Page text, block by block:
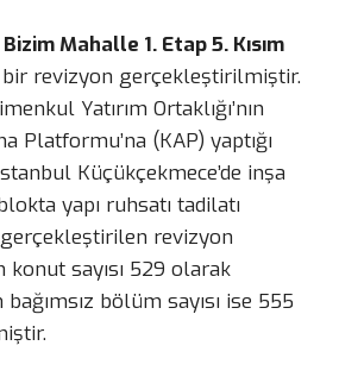
Mahalle 1. Etap 5. Kısım
revizyon gerçekleştirilmiştir.
Yatırım Ortaklığı’nın
Platformu’na (KAP) yaptığı
Küçükçekmece’de inşa
yapı ruhsatı tadilatı
gerçekleştirilen revizyon
konut sayısı 529 olarak
bölüm sayısı ise 555